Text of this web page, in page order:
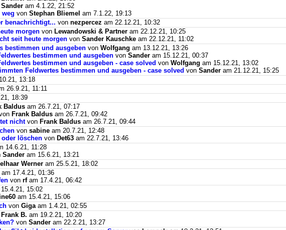
Sander am 4.1.22, 21:52
weg von Stephan Bliemel am 7.1.22, 19:13
benachrichtigt... von nezpercez am 22.12.21, 10:32
morgen von Lewandowski & Partner am 22.12.21, 10:25
seit heute morgen von Sander Kauschke am 22.12.21, 11:02
bestimmen und ausgeben von Wolfgang am 13.12.21, 13:26
bestimmen und ausgeben von Sander am 15.12.21, 00:37
bestimmen und ausgeben - case solved von Wolfgang am 15.12.21, 13:02
Feldwertes bestimmen und ausgeben - case solved von Sander am 21.12.21, 15:25
13:18
26.9.21, 11:11
18:39
Baldus am 26.7.21, 07:17
Frank Baldus am 26.7.21, 09:42
nichtvon Frank Baldus am 26.7.21, 09:44
von sabine am 20.7.21, 12:48
oder löschen von Det63 am 22.7.21, 13:46
14.6.21, 11:28
Sander am 15.6.21, 13:21
Werner am 25.5.21, 18:02
am 17.4.21, 01:36
von rfam 17.4.21, 06:42
15:02
am 15.4.21, 15:06
von Gigaam 1.4.21, 02:55
Frank B. am 19.2.21, 10:20
von Sander am 22.2.21, 13:27